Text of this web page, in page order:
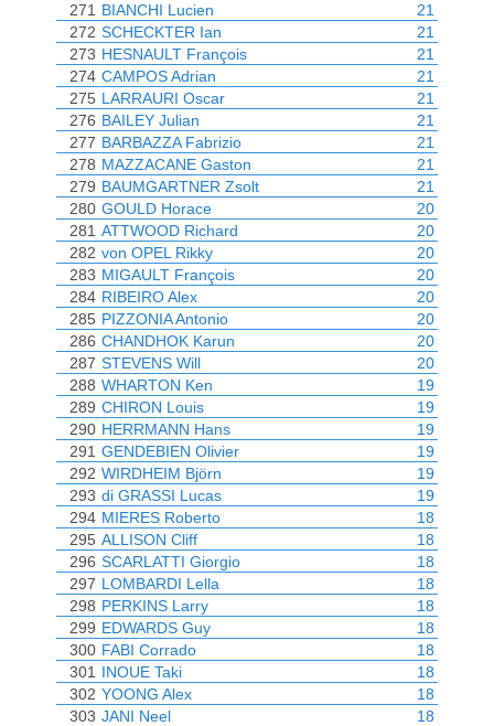
271 BIANCHI Lucien
21
272 SCHECKTER Ian
21
273 HESNAULT François
21
274 CAMPOS Adrian
21
275 LARRAURI Oscar
21
276 BAILEY Julian
21
277 BARBAZZA Fabrizio
21
278 MAZZACANE Gaston
21
279 BAUMGARTNER Zsolt
21
280 GOULD Horace
20
281 ATTWOOD Richard
20
282 von OPEL Rikky
20
283 MIGAULT François
20
284 RIBEIRO Alex
20
285 PIZZONIA Antonio
20
286 CHANDHOK Karun
20
287 STEVENS Will
20
288 WHARTON Ken
19
289 CHIRON Louis
19
290 HERRMANN Hans
19
291 GENDEBIEN Olivier
19
292 WIRDHEIM Björn
19
293 di GRASSI Lucas
19
294 MIERES Roberto
18
295 ALLISON Cliff
18
296 SCARLATTI Giorgio
18
297 LOMBARDI Lella
18
298 PERKINS Larry
18
299 EDWARDS Guy
18
300 FABI Corrado
18
301 INOUE Taki
18
302 YOONG Alex
18
303 JANI Neel
18